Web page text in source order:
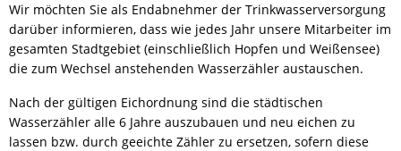
Wir möchten Sie als Endabnehmer der Trinkwasserversorgung
darüber informieren, dass wie jedes Jahr unsere Mitarbeiter im
gesamten Stadtgebiet (einschließlich Hopfen und Weißensee)
die zum Wechsel anstehenden Wasserzähler austauschen.
Nach der gültigen Eichordnung sind die städtischen
Wasserzähler alle 6 Jahre auszubauen und neu eichen zu
lassen bzw. durch geeichte Zähler zu ersetzen, sofern diese